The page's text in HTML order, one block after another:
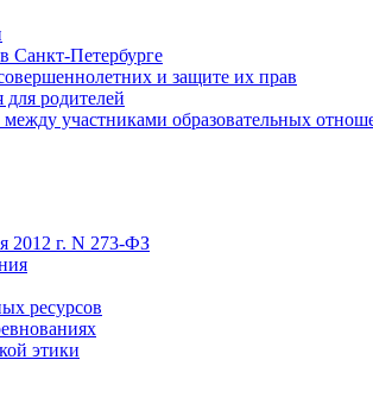
Санкт-Петербурге
и защите их прав
родителей
участниками образовательных
2012 г. N 273-ФЗ
ресурсов
этики